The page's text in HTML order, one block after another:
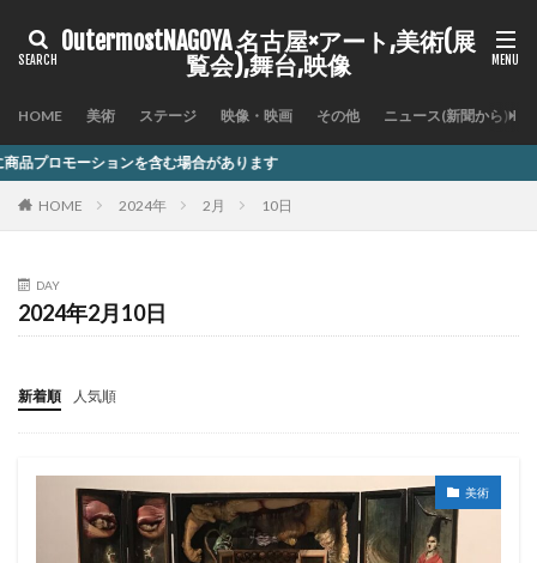
OutermostNAGOYA 名古屋×アート,美術(展
覧会),舞台,映像
HOME 美術 ステージ 映像・映画 その他 ニュース(新聞から)
含む場合があります
HOME 2024年 2月 10日
DAY
2024年2月10日
新着順 人気順
美術